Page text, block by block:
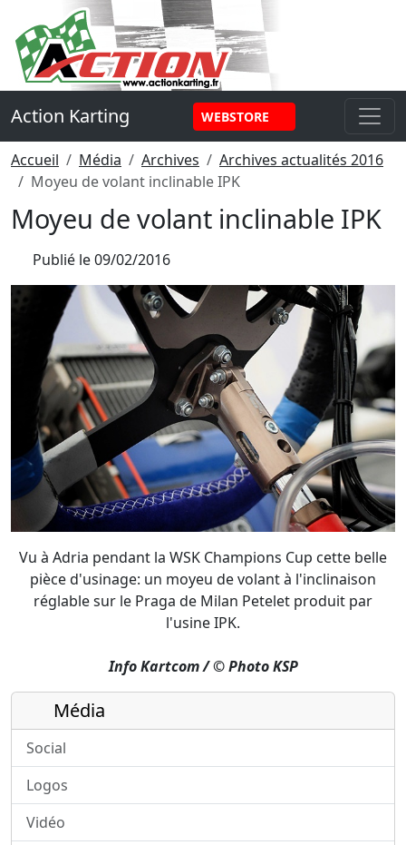
Panneau de gestion des cookies
Action Karting WEBSTORE
Accueil Média Archives
Archives actualités 2016
Moyeu de volant inclinable IPK
Moyeu de volant inclinable IPK
Publié le09/02/2016
Vu à Adria pendant la WSK Champions Cup cette belle
pièce d'usinage: un moyeu de volant à l'inclinaison
réglable sur le Praga de Milan Petelet produit par
l'usine IPK.
Info Kartcom / © Photo KSP
Média
Social
Logos
Vidéo